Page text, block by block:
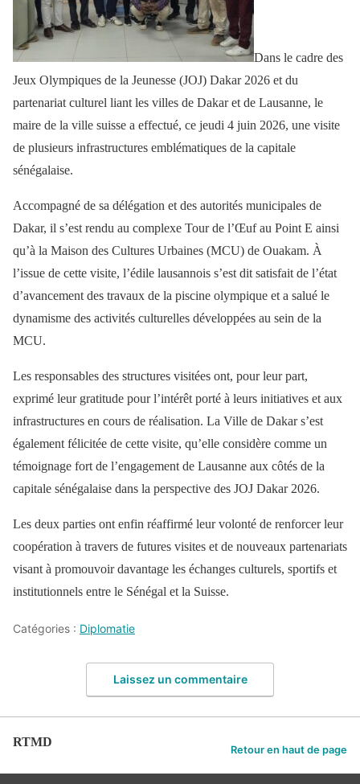
Dans le cadre des
Jeux Olympiques de la Jeunesse (JOJ) Dakar 2026 et du
partenariat culturel liant les villes de Dakar et de Lausanne, le
maire de la ville suisse a effectué, ce jeudi 4 juin 2026, une visite
de plusieurs infrastructures emblématiques de la capitale
sénégalaise.
Accompagné de sa délégation et des autorités municipales de
Dakar, il s’est rendu au complexe Tour de l’Œuf au Point E ainsi
qu’à la Maison des Cultures Urbaines (MCU) de Ouakam. À
l’issue de cette visite, l’édile lausannois s’est dit satisfait de l’état
d’avancement des travaux de la piscine olympique et a salué le
dynamisme des activités culturelles développées au sein de la
MCU.
Les responsables des structures visitées ont, pour leur part,
exprimé leur gratitude pour l’intérêt porté à leurs initiatives et aux
infrastructures en cours de réalisation. La Ville de Dakar s’est
également félicitée de cette visite, qu’elle considère comme un
témoignage fort de l’engagement de Lausanne aux côtés de la
capitale sénégalaise dans la perspective des JOJ Dakar 2026.
Les deux parties ont enfin réaffirmé leur volonté de renforcer leur
coopération à travers de futures visites et de nouveaux partenariats
visant à promouvoir davantage les échanges culturels, sportifs et
institutionnels entre le Sénégal et la Suisse.
Catégories : Diplomatie
Laissez un commentaire
RTMD
Retour en haut de page